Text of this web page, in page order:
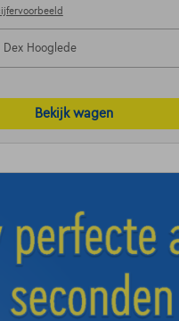
Dex Hooglede
Bekijk wagen